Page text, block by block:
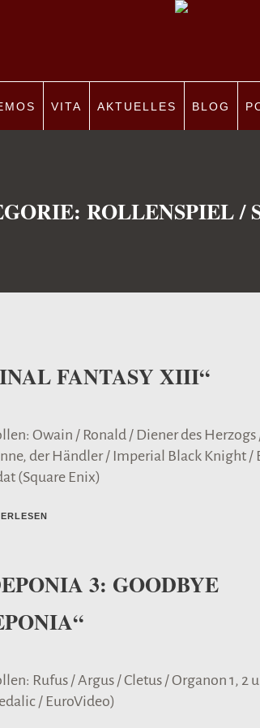
VITA AKTUELLES BLOG
ROLLENSPIEL /
FANTASY XIII“
Owain / Ronald / Diener des Herzogs
der Händler / Imperial Black Knight /
(Square Enix)
3: GOODBYE
Rufus / Argus / Cletus / Organon 1, 2
/ EuroVideo)